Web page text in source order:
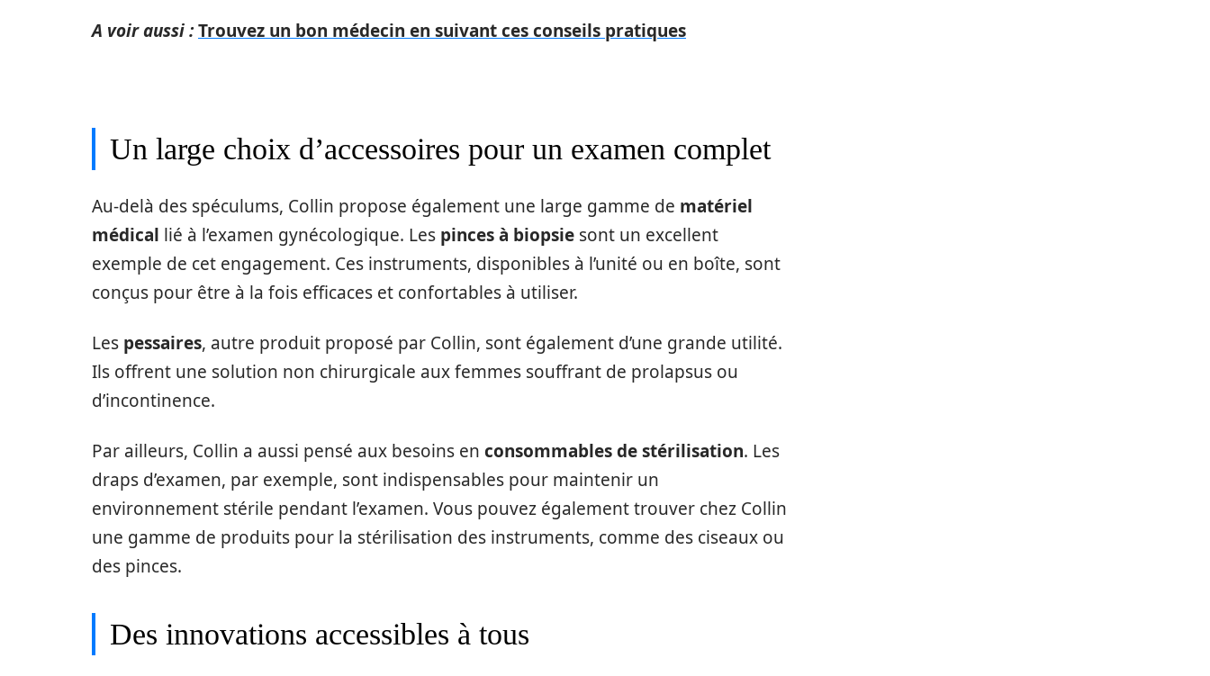
A voir aussi :Trouvez un bon médecin en suivant ces conseils pratiques
Un large choix d’accessoires pour un examen complet
Au-delà des spéculums, Collin propose également une large gamme de matériel
médical lié à l’examen gynécologique. Les pinces à biopsie sont un excellent
exemple de cet engagement. Ces instruments, disponibles à l’unité ou en boîte, sont
conçus pour être à la fois efficaces et confortables à utiliser.
Les pessaires, autre produit proposé par Collin, sont également d’une grande utilité.
Ils offrent une solution non chirurgicale aux femmes souffrant de prolapsus ou
d’incontinence.
Par ailleurs, Collin a aussi pensé aux besoins en consommables de stérilisation. Les
draps d’examen, par exemple, sont indispensables pour maintenir un
environnement stérile pendant l’examen. Vous pouvez également trouver chez Collin
une gamme de produits pour la stérilisation des instruments, comme des ciseaux ou
des pinces.
Des innovations accessibles à tous